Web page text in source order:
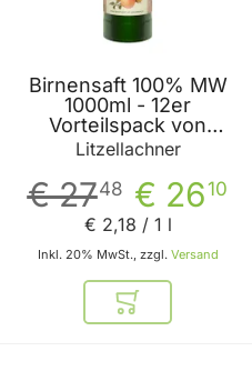
Birnensaft 100% MW
1000ml - 12er
Vorteilspack von
Litzellachner
Litzellachner
€ 2610
€ 2748
Inkl. 20% MwSt., zzgl. Versand
€ 2,18 / 1 l
In den